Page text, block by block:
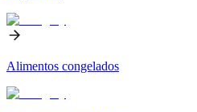
Alimentos congelados